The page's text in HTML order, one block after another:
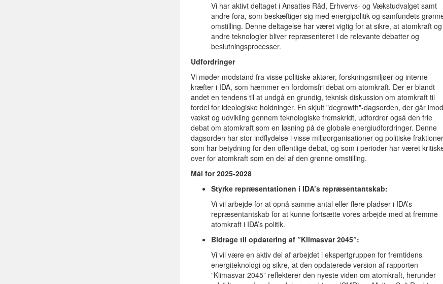
Vi har aktivt deltaget i Ansattes Råd, Erhvervs- og Vækstudvalget samt
andre fora, som beskæftiger sig med energipolitik og samfundets
omstilling. Denne deltagelse har været vigtig for at sikre, at atomkraft og
andre teknologier bliver repræsenteret i de relevante debatter og
beslutningsprocesser.
Udfordringer
Vi møder modstand fra visse politiske aktører, forskningsmiljøer og interne
kræfter i IDA, som hæmmer en fordomsfri debat om atomkraft. Der er blandt
andet en tendens til at undgå en grundig, teknisk diskussion om atomkraft til
fordel for ideologiske holdninger. En skjult "degrowth"-dagsorden, der går imod
vækst og udvikling gennem teknologiske fremskridt, udfordrer også den frie
debat om atomkraft som en løsning på de globale energiudfordringer. Denne
dagsorden har stor indflydelse i visse miljøorganisationer og politiske
som har betydning for den offentlige debat, og som i perioder har været
over for atomkraft som en del af den grønne omstilling.
Mål for 2025-2028
Styrke repræsentationen i IDA’s repræsentantskab:
Vi vil arbejde for at opnå samme antal eller flere pladser i IDA’s
repræsentantskab for at kunne fortsætte vores arbejde med at fremme
atomkraft i IDA’s politik.
Bidrage til opdatering af ”Klimasvar 2045”:
Vi vil være en aktiv del af arbejdet i ekspertgruppen for fremtidens
energiteknologi og sikre, at den opdaterede version af rapporten
”Klimasvar 2045” reflekterer den nyeste viden om atomkraft, herunder